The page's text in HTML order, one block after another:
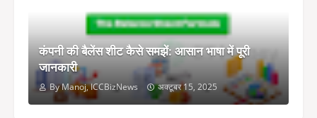
कंपनी की बैलेंस शीट कैसे समझें: आसान भाषा में पूरी
जानकारी
By Manoj, ICCBizNews अक्टूबर 15, 2025